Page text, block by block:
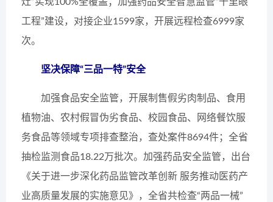
工程”建设，对接企业1599家，开展远程检查6999家
次。
坚决保障“三品一特”安全
加强食品安全监管，开展制售假劣肉制品、食用
植物油、农村假冒伪劣食品、校园食品、网络餐饮服
务食品等领域专项排查整治，查处案件8694件；全省
抽检监测食品18.22万批次。加强药品安全监管，出台
《关于进一步深化药品监管改革创新 服务推动医药产
业高质量发展的实施意见》，全省共检查“两品一械”